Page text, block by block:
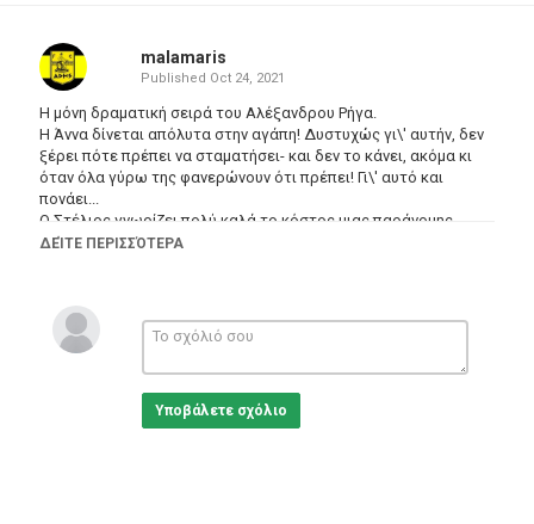
malamaris
Published Oct 24, 2021
Η μόνη δραματική σειρά του Αλέξανδρου Ρήγα.
Η Άννα δίνεται απόλυτα στην αγάπη! Δυστυχώς γι\' αυτήν, δεν
ξέρει πότε πρέπει να σταματήσει- και δεν το κάνει, ακόμα κι
όταν όλα γύρω της φανερώνουν ότι πρέπει! Γι\' αυτό και
πονάει...
Ο Στέλιος γνωρίζει πολύ καλά το κόστος μιας παράνομης
σχέσης. Γι\' αυτό και την προδίδει...
Ηθοποιοί: Μίρκα Παπακωνσταντίνου (Άννα) , Κώστας Πρέκας
(Στέλιος) , Άννα Μακράκη (Ειρήνη) , Στέλιος Καλογερόπουλος
(Στάθης) , Ρένια Λουιζίδου , Αλέξανδρος Ρήγας (Δημήτρης) ,
Αγνή Βλάχου , Κώστας Τσάκωνας , Νίκος Γαροφάλλου , Γιώργος
Γραμματικός , Άννα Παντζέλη , Σταύρος Φαρμάκης , Ηλίας
Ζερβός , Χρήστος Ανδρικόπουλος , Αλέξανδρος Βερώνης ,
ΔΕΊΤΕ ΠΕΡΙΣΣΌΤΕΡΑ
Υποβάλετε σχόλιο